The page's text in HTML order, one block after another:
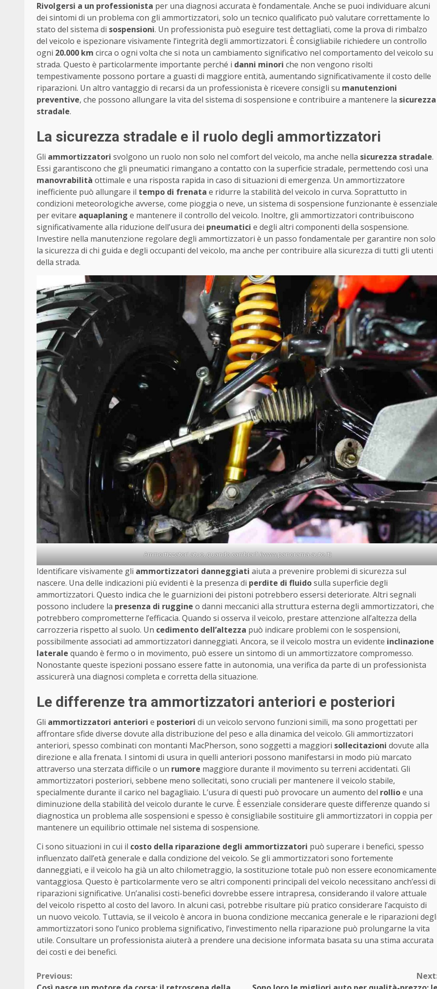
Rivolgersi a un professionista per una diagnosi accurata è fondamentale. Anche se puoi individuare alcuni
dei sintomi di un problema con gli ammortizzatori, solo un tecnico qualificato può valutare correttamente lo
stato del sistema di sospensioni. Un professionista può eseguire test dettagliati, come la prova di rimbalzo
del veicolo e ispezionare visivamente l’integrità degli ammortizzatori. È consigliabile richiedere un controllo
ogni 20.000 km circa o ogni volta che si nota un cambiamento significativo nel comportamento del veicolo su
strada. Questo è particolarmente importante perché i danni minori che non vengono risolti
tempestivamente possono portare a guasti di maggiore entità, aumentando significativamente il costo delle
riparazioni. Un altro vantaggio di recarsi da un professionista è ricevere consigli su manutenzioni
preventive, che possono allungare la vita del sistema di sospensione e contribuire a mantenere la sicurezza
stradale.
La sicurezza stradale e il ruolo degli ammortizzatori
Gli ammortizzatori svolgono un ruolo non solo nel comfort del veicolo, ma anche nella sicurezza stradale.
Essi garantiscono che gli pneumatici rimangano a contatto con la superficie stradale, permettendo così una
manovrabilità ottimale e una risposta rapida in caso di situazioni di emergenza. Un ammortizzatore
inefficiente può allungare il tempo di frenata e ridurre la stabilità del veicolo in curva. Soprattutto in
condizioni meteorologiche avverse, come pioggia o neve, un sistema di sospensione funzionante è essenziale
per evitare aquaplaning e mantenere il controllo del veicolo. Inoltre, gli ammortizzatori contribuiscono
significativamente alla riduzione dell’usura dei pneumatici e degli altri componenti della sospensione.
Investire nella manutenzione regolare degli ammortizzatori è un passo fondamentale per garantire non solo
la sicurezza di chi guida e degli occupanti del veicolo, ma anche per contribuire alla sicurezza di tutti gli utenti
della strada.
Ammortizzatori atuo, quando cambiarli (www.panorama-auto.it)
Identificare visivamente gli ammortizzatori danneggiati aiuta a prevenire problemi di sicurezza sul
nascere. Una delle indicazioni più evidenti è la presenza di perdite di fluidosulla superficie degli
ammortizzatori. Questo indica che le guarnizioni dei pistoni potrebbero essersi deteriorate. Altri segnali
possono includere la presenza di ruggine o danni meccanici alla struttura esterna degli ammortizzatori, che
potrebbero comprometterne l’efficacia. Quando si osserva il veicolo, prestare attenzione all’altezza della
carrozzeria rispetto al suolo. Un cedimento dell’altezza può indicare problemi con le sospensioni,
possibilmente associati ad ammortizzatori danneggiati. Ancora, se il veicolo mostra un evidente inclinazione
laterale quando è fermo o in movimento, può essere un sintomo di un ammortizzatore compromesso.
Nonostante queste ispezioni possano essere fatte in autonomia, una verifica da parte di un professionista
assicurerà una diagnosi completa e corretta della situazione.
Le differenze tra ammortizzatori anteriori e posteriori
Gli ammortizzatori anteriori e posteriori di un veicolo servono funzioni simili, ma sono progettati per
affrontare sfide diverse dovute alla distribuzione del peso e alla dinamica del veicolo. Gli ammortizzatori
anteriori, spesso combinati con montanti MacPherson, sono soggetti a maggiori sollecitazioni dovute alla
direzione e alla frenata. I sintomi di usura in quelli anteriori possono manifestarsi in modo più marcato
attraverso una sterzata difficile o un rumore maggiore durante il movimento su terreni accidentati. Gli
ammortizzatori posteriori, sebbene meno sollecitati, sono cruciali per mantenere il veicolo stabile,
specialmente durante il carico nel bagagliaio. L’usura di questi può provocare un aumento del rollioe una
diminuzione della stabilità del veicolo durante le curve. È essenziale considerare queste differenze quando si
diagnostica un problema alle sospensioni e spesso è consigliabile sostituire gli ammortizzatori in coppia per
mantenere un equilibrio ottimale nel sistema di sospensione.
Ci sono situazioni in cui il costo della riparazione degli ammortizzatori può superare i benefici, spesso
influenzato dall’età generale e dalla condizione del veicolo. Se gli ammortizzatori sono fortemente
danneggiati, e il veicolo ha già un alto chilometraggio, la sostituzione totale può non essere economicamente
vantaggiosa. Questo è particolarmente vero se altri componenti principali del veicolo necessitano anch’essi di
riparazioni significative. Un’analisi costi-benefici dovrebbe essere intrapresa, considerando il valore attuale
del veicolo rispetto al costo del lavoro. In alcuni casi, potrebbe risultare più pratico considerare l’acquisto di
un nuovo veicolo. Tuttavia, se il veicolo è ancora in buona condizione meccanica generale e le riparazioni
ammortizzatori sono l’unico problema significativo, l’investimento nella riparazione può prolungarne la vita
utile. Consultare un professionista aiuterà a prendere una decisione informata basata su una stima accurata
dei costi e dei benefici.
Continue
Previous: